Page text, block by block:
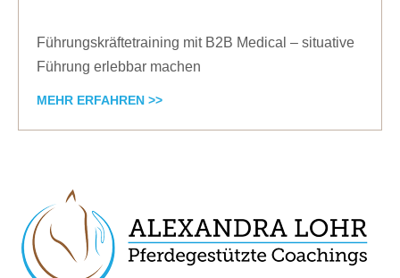
Führungskräftetraining mit B2B Medical – situative
Führung erlebbar machen
MEHR ERFAHREN >>